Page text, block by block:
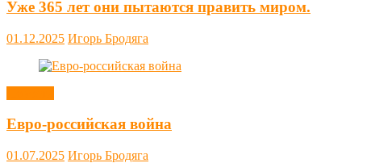
Уже 365 лет они пытаются править миром.
01.12.2025 Игорь Бродяга
Евро-российская война
01.07.2025 Игорь Бродяга